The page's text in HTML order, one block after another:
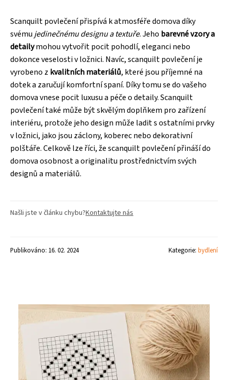
Scanquilt povlečení přispívá k atmosféře domova díky
svému jedinečnému designu a textuře. Jeho barevné vzory a
detailymohou vytvořit pocit pohodlí, eleganci nebo
dokonce veselosti v ložnici. Navíc, scanquilt povlečení je
vyrobeno z kvalitních materiálů, které jsou příjemné na
dotek a zaručují komfortní spaní. Díky tomu se do vašeho
domova vnese pocit luxusu a péče o detaily. Scanquilt
povlečení také může být skvělým doplňkem pro zařízení
interiéru, protože jeho design může ladit s ostatními prvky
v ložnici, jako jsou záclony, koberec nebo dekorativní
polštáře. Celkově lze říci, že scanquilt povlečení přináší do
domova osobnost a originalitu prostřednictvím svých
designů a materiálů.
Našli jste v článku chybu?Kontaktujte nás
Publikováno: 16. 02. 2024 Kategorie: bydlení